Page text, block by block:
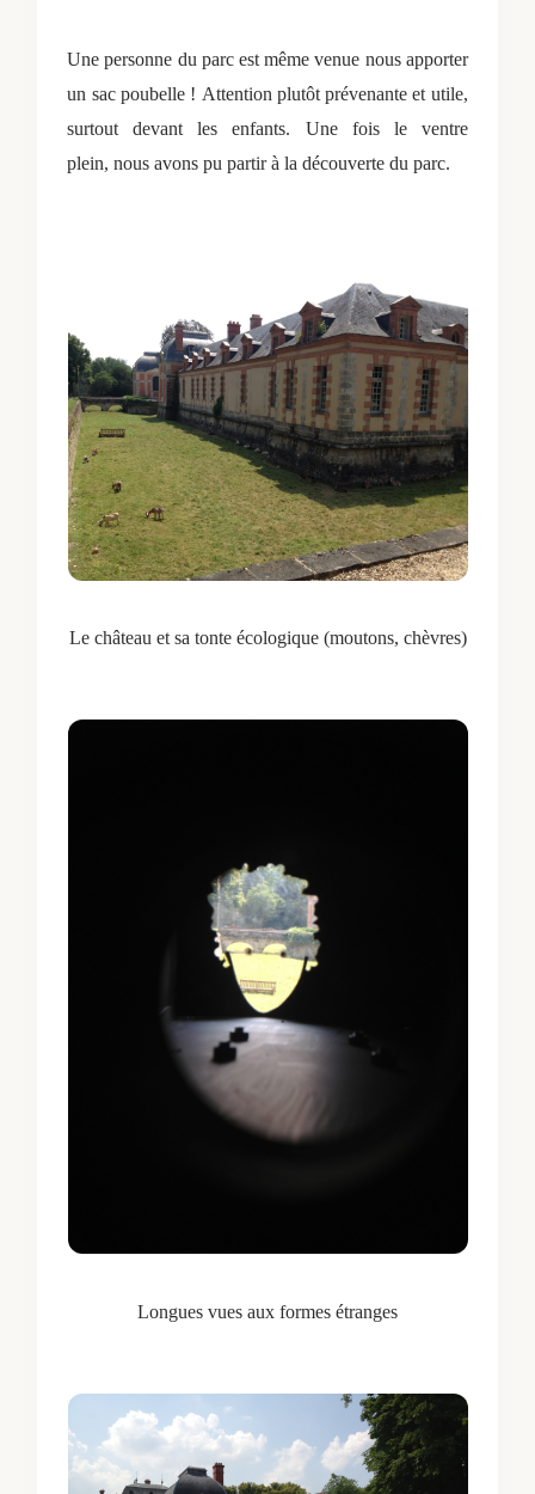
Une personne du parc est même venue nous apporter
un sac poubelle ! Attention plutôt prévenante et utile,
surtout devant les enfants. Une fois le ventre
plein,nous avons pu partir à la découverte du parc.
Le château et sa tonte écologique (moutons, chèvres)
Longues vues aux formes étranges